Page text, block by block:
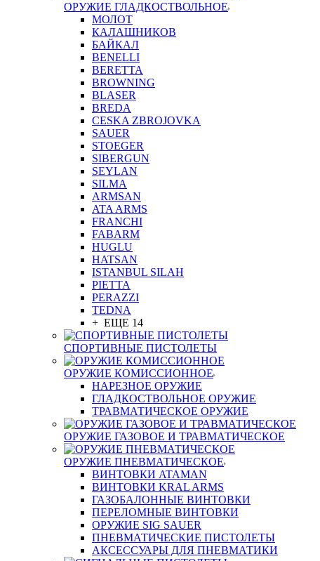
ОРУЖИЕ ГЛАДКОСТВОЛЬНОЕ
МОЛОТ
КАЛАШНИКОВ
БАЙКАЛ
BENELLI
BERETTA
BROWNING
BLASER
BREDA
CESKA ZBROJOVKA
SAUER
STOEGER
SIBERGUN
SEYLAN
SILMA
ARMSAN
ATA ARMS
FRANCHI
FABARM
HUGLU
HATSAN
ISTANBUL SILAH
PIETTA
PERAZZI
TEDNA
+ ЕЩЕ 14
СПОРТИВНЫЕ ПИСТОЛЕТЫ
ОРУЖИЕ КОМИССИОННОЕ
НАРЕЗНОЕ ОРУЖИЕ
ГЛАДКОСТВОЛЬНОЕ ОРУЖИЕ
ТРАВМАТИЧЕСКОЕ ОРУЖИЕ
ОРУЖИЕ ГАЗОВОЕ И ТРАВМАТИЧЕСКОЕ
ОРУЖИЕ ПНЕВМАТИЧЕСКОЕ
ВИНТОВКИ ATAMAN
ВИНТОВКИ KRAL ARMS
ГАЗОБАЛОННЫЕ ВИНТОВКИ
ПЕРЕЛОМНЫЕ ВИНТОВКИ
ОРУЖИЕ SIG SAUER
ПНЕВМАТИЧЕСКИЕ ПИСТОЛЕТЫ
АКСЕССУАРЫ ДЛЯ ПНЕВМАТИКИ